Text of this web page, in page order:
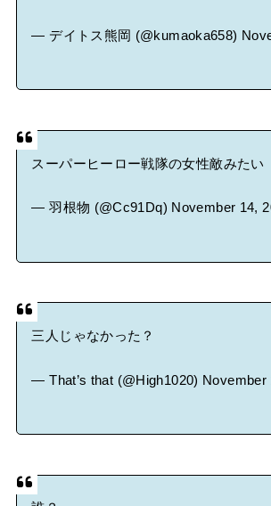
— デイトス熊岡 (@kumaoka658)
スーパーヒーロー戦隊の女性敵みたい
— 羽根物 (@Cc91Dq) November 14,
三人じゃなかった？
— That’s that (@High1020) November